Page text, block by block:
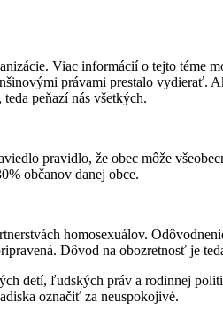
Viac informácií o tejto téme
právami prestalo vydierať.
peňazí nás všetkých.
pravidlo, že obec môže
občanov danej obce.
homosexuálov.
Dôvod na obozretnosť je
detí, ľudských práv a rodinnej
označiť za neuspokojivé.